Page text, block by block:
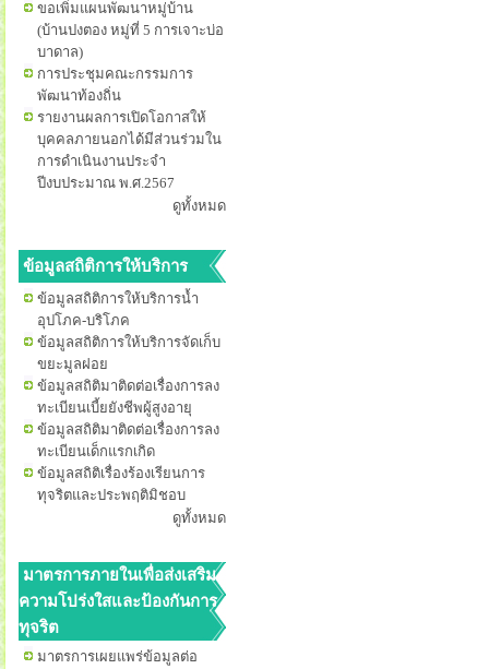
ขอเพิ่มแผนพัฒนาหมู่บ้าน
(บ้านปงตอง หมู่ที่ 5 การเจาะบ่อ
บาดาล)
การประชุมคณะกรรมการ
พัฒนาท้องถิ่น
รายงานผลการเปิดโอกาสให้
บุคคลภายนอกได้มีส่วนร่วมใน
การดำเนินงานประจำ
ปีงบประมาณ พ.ศ.2567
ดูทั้งหมด
ข้อมูลสถิติการให้บริการ
ข้อมูลสถิติการให้บริการน้ำ
อุปโภค-บริโภค
ข้อมูลสถิติการให้บริการจัดเก็บ
ขยะมูลฝอย
ข้อมูลสถิติมาติดต่อเรื่องการลง
ทะเบียนเบี้ยยังชีพผู้สูงอายุ
ข้อมูลสถิติมาติดต่อเรื่องการลง
ทะเบียนเด็กแรกเกิด
ข้อมูลสถิติเรื่องร้องเรียนการ
ทุจริตและประพฤติมิชอบ
ดูทั้งหมด
มาตรการภายในเพื่อส่งเสริม
ความโปร่งใสและป้องกันการ
ทุจริต
มาตรการเผยแพร่ข้อมูลต่อ